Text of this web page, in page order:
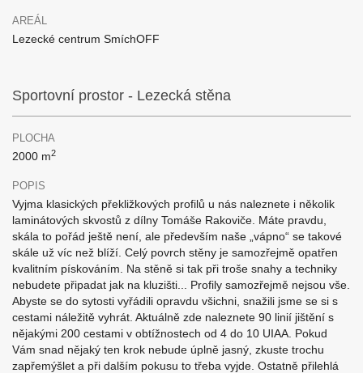
AREÁL
Lezecké centrum SmíchOFF
Sportovní prostor - Lezecká stěna
PLOCHA
2000 m2
POPIS
Vyjma klasických překližkových profilů u nás naleznete i několik
laminátových skvostů z dílny Tomáše Rakoviče. Máte pravdu,
skála to pořád ještě není, ale především naše „vápno“ se takové
skále už víc než blíží. Celý povrch stěny je samozřejmě opatřen
kvalitním pískováním. Na stěně si tak při troše snahy a techniky
nebudete připadat jak na kluzišti... Profily samozřejmě nejsou vše.
Abyste se do sytosti vyřádili opravdu všichni, snažili jsme se si s
cestami náležitě vyhrát. Aktuálně zde naleznete 90 linií jištění s
nějakými 200 cestami v obtížnostech od 4 do 10 UIAA. Pokud
Vám snad nějaký ten krok nebude úplně jasný, zkuste trochu
zapřemýšlet a při dalším pokusu to třeba vyjde. Ostatně přilehlá